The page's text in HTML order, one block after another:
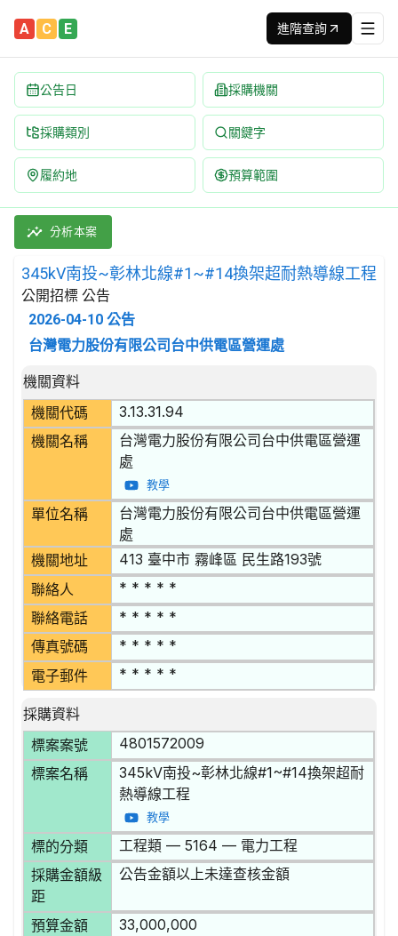
A C E 進階查詢
公告日 採購機關
採購類別 關鍵字
履約地 預算範圍
345kV南投~彰林北線#1~#14換架超耐熱導線工程 招標公
採購類別：工程類 電力工程 | 招標方式：公開招標 | 決標
分析本案
345kV南投~彰林北線#1~#14換架超耐熱導線工程
公開招標 公告
2026-04-10 公告
台灣電力股份有限公司台中供電區營運處
招標公告詳細內容
機關資料
機關代碼
3.13.31.94
機關名稱
台灣電力股份有限公司台中供電區營運
處
教學
單位名稱
台灣電力股份有限公司台中供電區營運
處
機關地址 413 臺中市 霧峰區 民生路193號
聯絡人 * * * * *
聯絡電話 * * * * *
傳真號碼 * * * * *
電子郵件 * * * * *
採購資料
標案案號
4801572009
標案名稱
345kV南投~彰林北線#1~#14換架超耐
熱導線工程
教學
標的分類 工程類 — 5164 — 電力工程
採購金額級
距
公告金額以上未達查核金額
預算金額 33,000,000